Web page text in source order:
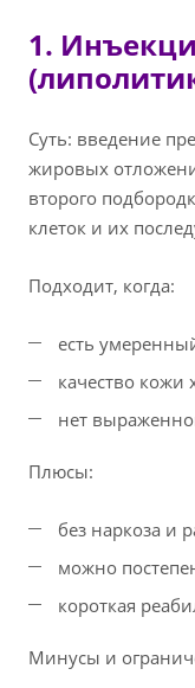
1.
Суть: введение
жировых
второго
клеток и их
Подходит, когда:
есть
качество кожи
нет
Плюсы:
без наркоза и
можно
короткая
Минусы и